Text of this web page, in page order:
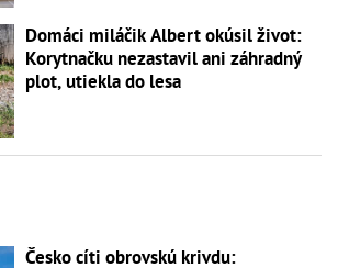
Domáci miláčik Albert okúsil život:
Korytnačku nezastavil ani záhradný
plot, utiekla do lesa
Česko cíti obrovskú krivdu: